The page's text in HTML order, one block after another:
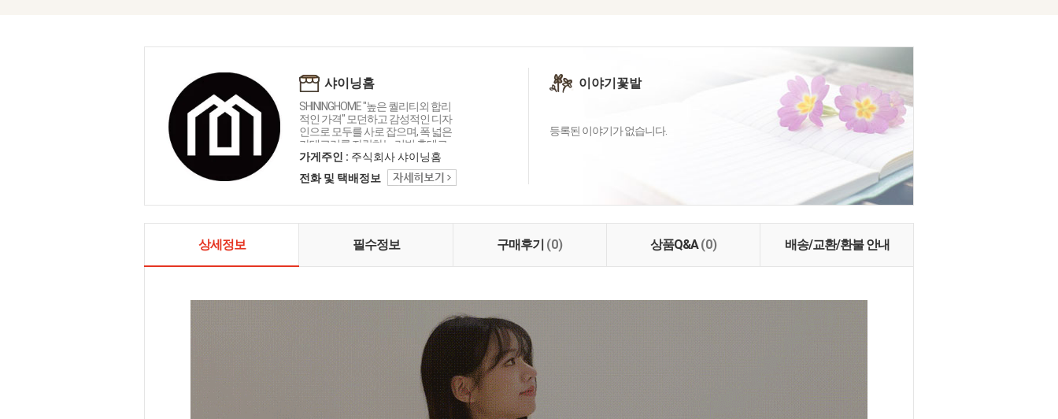
샤이닝홈
SHININGHOME "높은 퀄리티외 합리
적인 가격" 모던하고 감성적인 디자
인으로 모두를 사로 잡으며, 폭 넓은
카테고리를 자랑하는 리빙 홈데코
인테리어 샤이닝홈입니다.
가게주인 : 주식회사 샤이닝홈
전화 및 택배정보
이야기꽃밭
등록된 이야기가 없습니다.
상세정보 필수정보 구매후기 (0) 상품Q&A(0) 배송/교환/환불 안내